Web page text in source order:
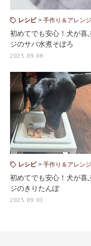
レシピ 手作り＆アレン
初めてでも安心！犬が喜
ジのサバ水煮そぼろ
2025.09.08
レシピ 手作り＆アレン
初めてでも安心！犬が喜
ジのきりたんぽ
2025.09.03